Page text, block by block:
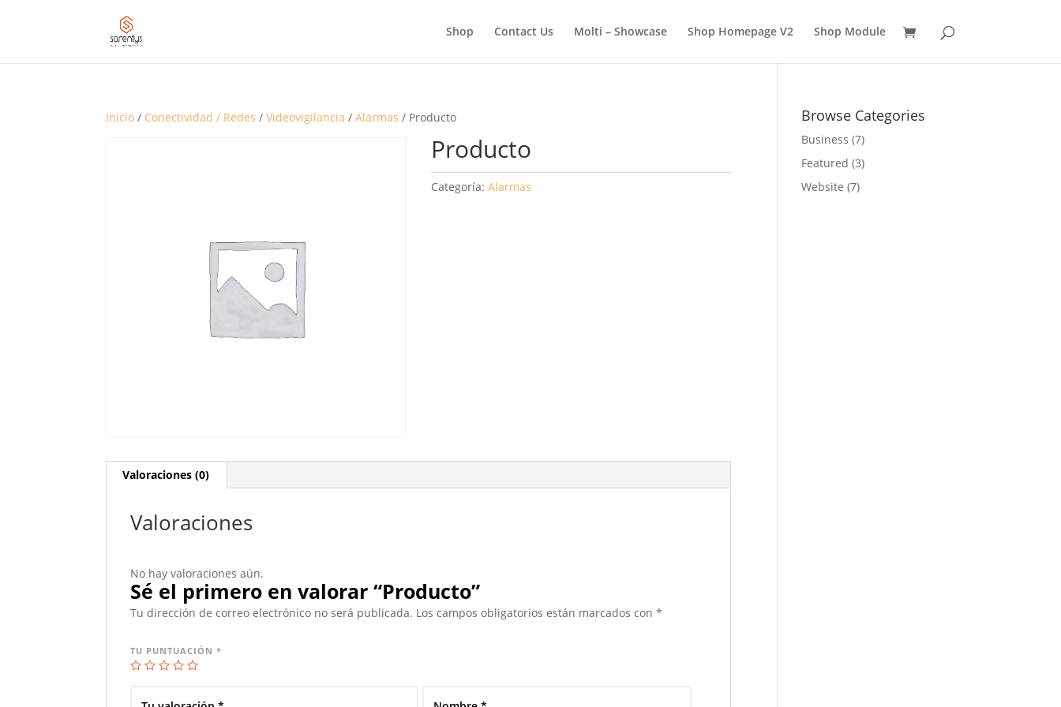
Shop Contact Us Molti – Showcase Shop Homepage V2 Shop Module
PRODUCTOS
Inicio / Conectividad / Redes /Videovigilancia /Alarmas / Producto
Producto
Categoría:Alarmas
Valoraciones (0)
Valoraciones
No hay valoraciones aún.
Sé el primero en valorar “Producto”
Tu dirección de correo electrónico no será publicada. Los campos obligatorios están marcados con*
TU PUNTUACIÓN*
Browse Categories
Business (7)
Featured (3)
Website (7)